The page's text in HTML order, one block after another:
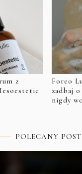
z
Foreo
zadbaj
nigdy
POLECANY POST